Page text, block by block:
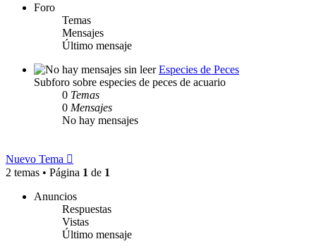
Foro
Temas
Mensajes
Último mensaje
Especies de Peces
Subforo sobre especies de peces de acuario
0 Temas
0 Mensajes
No hay mensajes
Nuevo Tema
2 temas • Página 1 de 1
Anuncios
Respuestas
Vistas
Último mensaje